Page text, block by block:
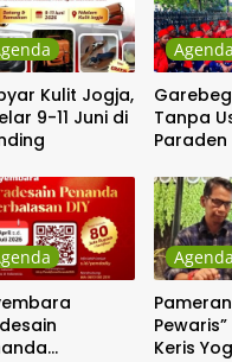
Kulit Jogja,
9-11 Juni di
Agenda
Tanpa
Paraden
Agenda
Keris